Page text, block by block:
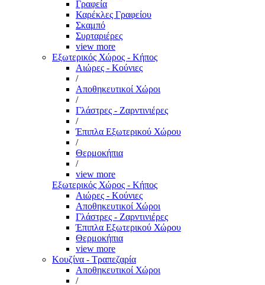
Γραφεία
Καρέκλες Γραφείου
Σκαμπό
Συρταριέρες
view more
Εξωτερικός Χώρος - Κήπος
Αιώρες - Κούνιες
/
Αποθηκευτικοί Χώροι
/
Γλάστρες - Ζαρντινιέρες
/
Έπιπλα Εξωτερικού Χώρου
/
Θερμοκήπια
/
view more
Εξωτερικός Χώρος - Κήπος
Αιώρες - Κούνιες
Αποθηκευτικοί Χώροι
Γλάστρες - Ζαρντινιέρες
Έπιπλα Εξωτερικού Χώρου
Θερμοκήπια
view more
Κουζίνα - Τραπεζαρία
Αποθηκευτικοί Χώροι
/